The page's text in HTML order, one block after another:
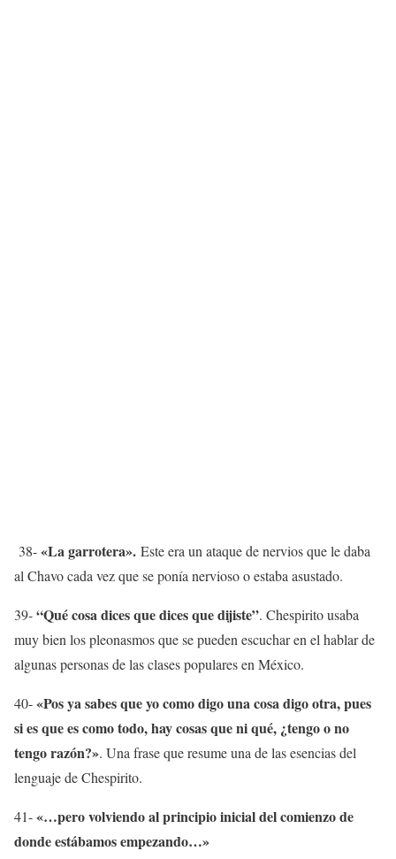
38-«La garrotera». Este era un ataque de nervios que le daba
al Chavo cada vez que se ponía nervioso o estaba asustado.
39-“Qué cosa dices que dices que dijiste”. Chespirito usaba
muy bien los pleonasmos que se pueden escuchar en el hablar de
algunas personas de las clases populares en México.
40-«Pos ya sabes que yo como digo una cosa digo otra, pues
si es que es como todo, hay cosas que ni qué, ¿tengo o no
tengo razón?». Una frase que resume una de las esencias del
lenguaje de Chespirito.
41-«…pero volviendo al principio inicial del comienzo de
donde estábamos empezando…»